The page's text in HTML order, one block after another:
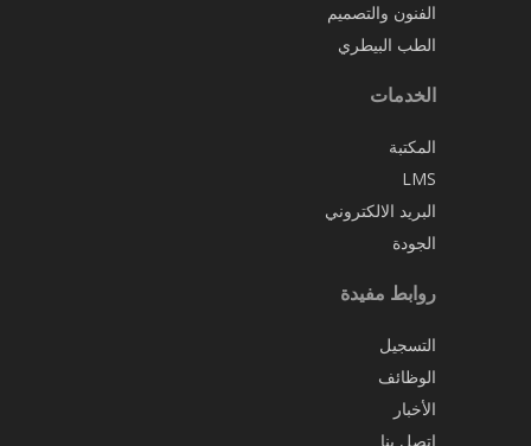
الفنون والتصميم
الطب البيطري
الخدمات
المكتبة
LMS
البريد الالكتروني
الجودة
روابط مفيدة
التسجيل
الوظائف
الأخبار
اتصل بنا